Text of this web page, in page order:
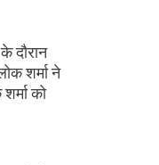
दौरान
शर्मा ने
को